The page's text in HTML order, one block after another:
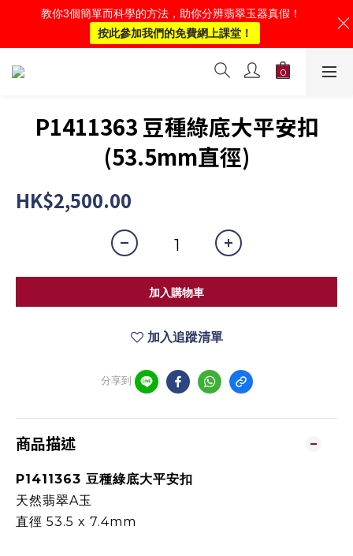
P1411363 豆種綠底大平安扣
(53.5mm直徑)
HK$2,500.00
加入購物車
加入追蹤清單
分享到
商品描述
P1411363 豆種綠底大平安扣
天然翡翠A玉
直徑 53.5 x 7.4mm
教你3個簡單而科學的方法，助你分辨翡翠玉器真假！
按此參加我們的免費網上課堂！